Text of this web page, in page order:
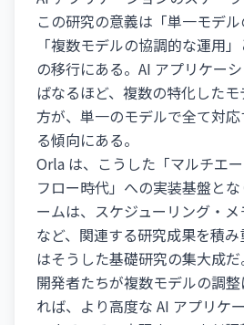
この研究の意義は「単一モデル
「複数モデルの協調的な運用
の移行にある。AI アプリケー
ばなるほど、複数の特化した
方が、単一のモデルで全て対
る傾向にある。
Orla は、こうした「マルチエ
フロー時代」への実装基盤と
ームは、スケジューリング・
など、関連する研究成果を積
はそうした基礎研究の集大成だ
開発者たちが複数モデルの調
れば、より高度な AI アプリケ